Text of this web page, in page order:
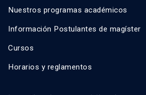
Nuestros programas académicos
Información Postulantes de magíster
Cursos
Horarios y reglamentos